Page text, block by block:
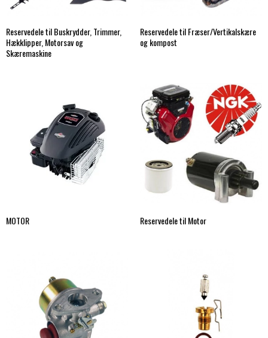
Reservedele til Buskrydder, Trimmer,
Hækklipper, Motorsav og
Skæremaskine
Reservedele til Fræser/Vertikalskære
og kompost
MOTOR Reservedele til Motor